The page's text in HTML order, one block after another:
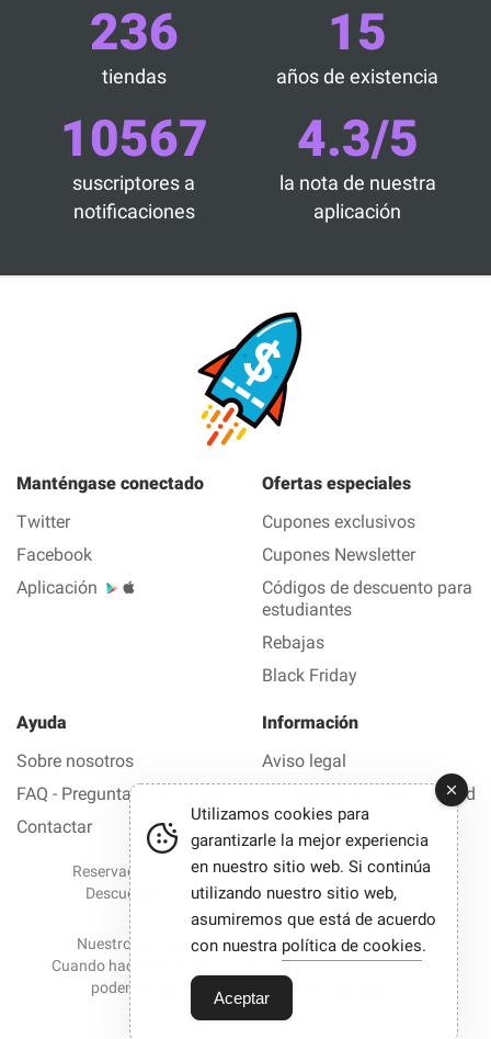
236
tiendas
15
años de existencia
10567
suscriptores a
notificaciones
4.3/5
la nota de nuestra
aplicación
Manténgase conectado
Twitter
Facebook
Aplicación
Ofertas especiales
Cupones exclusivos
Cupones Newsletter
Códigos de descuento para
estudiantes
Rebajas
Black Friday
Ayuda
Sobre nosotros
FAQ - Preguntas frecuentes
Contactar
Información
Aviso legal
Política de confidencialidad
Reservados todos los derechos © 2012-2026 Buen
Descuento — Todas las ofertas y los códigos de
descuento en 1 clic
Nuestro sitio participa en programas de afiliación.
Cuando hace clic en ciertos enlaces y realiza una compra,
podemos percibir en ocasiones una comisión.
Utilizamos cookies para
garantizarle la mejor experiencia
en nuestro sitio web. Si continúa
utilizando nuestro sitio web,
asumiremos que está de acuerdo
con nuestra política de cookies.
Aceptar